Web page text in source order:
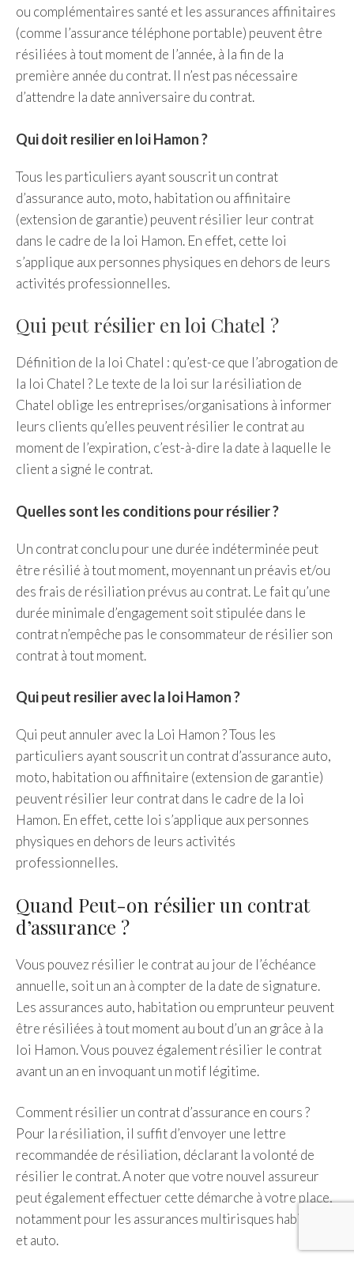
ou complémentaires santé et les assurances affinitaires
(comme l’assurance téléphone portable) peuvent être
résiliées à tout moment de l’année, à la fin de la
première année du contrat. Il n’est pas nécessaire
d’attendre la date anniversaire du contrat.
Qui doit resilier en loi Hamon ?
Tous les particuliers ayant souscrit un contrat
d’assurance auto, moto, habitation ou affinitaire
(extension de garantie) peuvent résilier leur contrat
dans le cadre de la loi Hamon. En effet, cette loi
s’applique aux personnes physiques en dehors de leurs
activités professionnelles.
Qui peut résilier en loi Chatel ?
Définition de la loi Chatel : qu’est-ce que l’abrogation de
la loi Chatel ? Le texte de la loi sur la résiliation de
Chatel oblige les entreprises/organisations à informer
leurs clients qu’elles peuvent résilier le contrat au
moment de l’expiration, c’est-à-dire la date à laquelle le
client a signé le contrat.
Quelles sont les conditions pour résilier ?
Un contrat conclu pour une durée indéterminée peut
être résilié à tout moment, moyennant un préavis et/ou
des frais de résiliation prévus au contrat. Le fait qu’une
durée minimale d’engagement soit stipulée dans le
contrat n’empêche pas le consommateur de résilier son
contrat à tout moment.
Qui peut resilier avec la loi Hamon ?
Qui peut annuler avec la Loi Hamon ? Tous les
particuliers ayant souscrit un contrat d’assurance auto,
moto, habitation ou affinitaire (extension de garantie)
peuvent résilier leur contrat dans le cadre de la loi
Hamon. En effet, cette loi s’applique aux personnes
physiques en dehors de leurs activités
professionnelles.
Quand Peut-on résilier un contrat
d’assurance ?
Vous pouvez résilier le contrat au jour de l’échéance
annuelle, soit un an à compter de la date de signature.
Les assurances auto, habitation ou emprunteur peuvent
être résiliées à tout moment au bout d’un an grâce à la
loi Hamon. Vous pouvez également résilier le contrat
avant un an en invoquant un motif légitime.
Comment résilier un contrat d’assurance en cours ?
Pour la résiliation, il suffit d’envoyer une lettre
recommandée de résiliation, déclarant la volonté de
résilier le contrat. A noter que votre nouvel assureur
peut également effectuer cette démarche à votre place,
notamment pour les assurances multirisques habitation
et auto.